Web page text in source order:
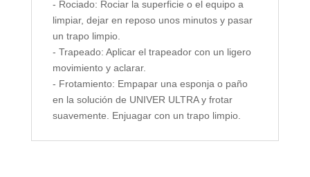
- Rociado: Rociar la superficie o el equipo a
limpiar, dejar en reposo unos minutos y pasar
un trapo limpio.
- Trapeado: Aplicar el trapeador con un ligero
movimiento y aclarar.
- Frotamiento: Empapar una esponja o paño
en la solución de UNIVER ULTRA y frotar
suavemente. Enjuagar con un trapo limpio.